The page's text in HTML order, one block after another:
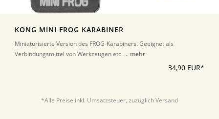
KONG MINI FROG KARABINER
Miniaturisierte Version des FROG-Karabiners. Geeignet als
Verbindungsmittel von Werkzeugen etc. ... mehr
34,90 EUR*
*Alle Preise inkl. Umsatzsteuer, zuzüglich Versand